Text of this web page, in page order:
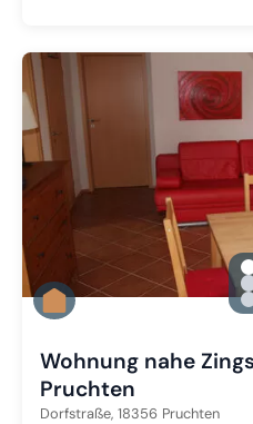
Wohnung nahe
Pruchten
Dorfstraße, 18356 Pruchten